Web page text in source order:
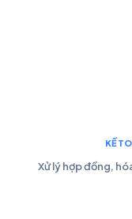
KẾ
Xử lý hợp đồng,